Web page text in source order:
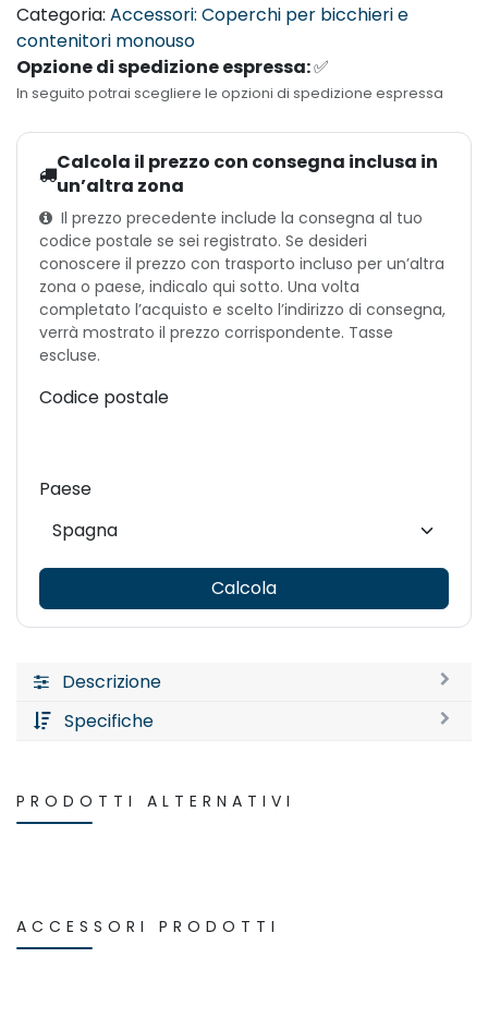
Categoria: Accessori: Coperchi per bicchieri e
contenitori monouso
Opzione di spedizione espressa:✅
In seguito potrai scegliere le opzioni di spedizione espressa
Calcola il prezzo con consegna inclusa in
un’altra zona
Il prezzo precedente include la consegna al tuo
codice postale se sei registrato. Se desideri
conoscere il prezzo con trasporto incluso per un’altra
zona o paese, indicalo qui sotto. Una volta
completato l’acquisto e scelto l’indirizzo di consegna,
verrà mostrato il prezzo corrispondente. Tasse
escluse.
Codice postale
Paese
Calcola
Descrizione
Specifiche
PRODOTTI ALTERNATIVI
ACCESSORI PRODOTTI